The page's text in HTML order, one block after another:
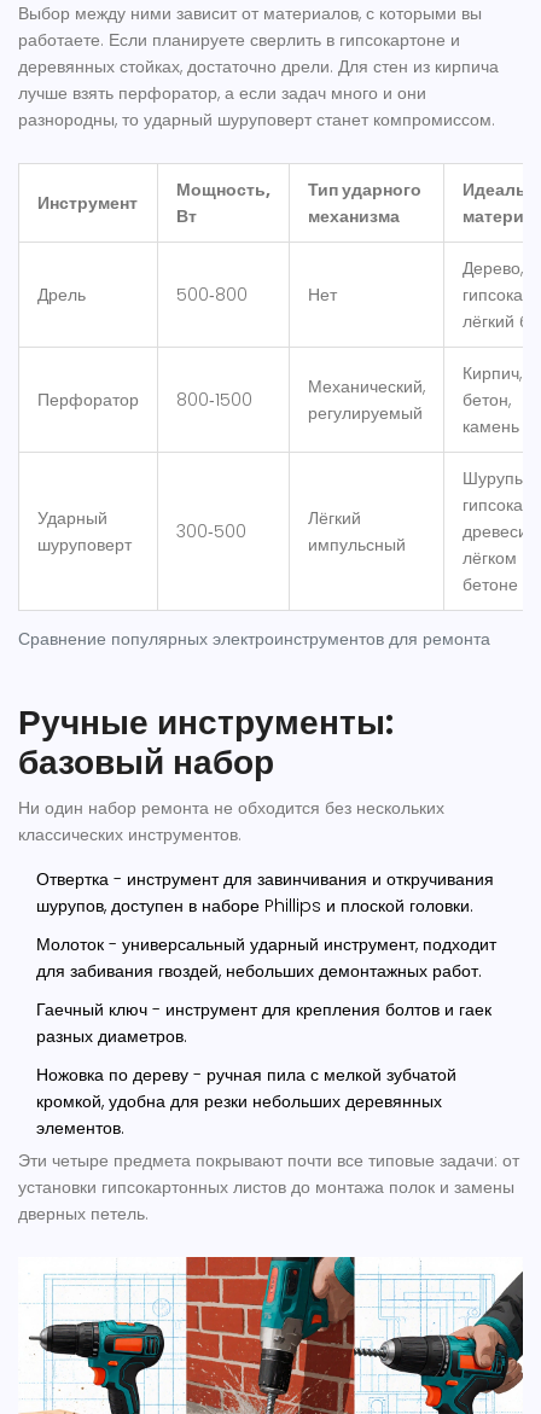
Выбор между ними зависит от материалов, с которыми вы
работаете. Если планируете сверлить в гипсокартоне и
деревянных стойках, достаточно дрели. Для стен из кирпича
лучше взять перфоратор, а если задач много и они
разнородны, то ударный шуруповерт станет компромиссом.
Сравнение популярных электроинструментов для ремонта
Инструмент
Мощность,
Вт
Тип ударного
механизма
Дрель 500‑800 Нет
Дерево,
лёгкий
Перфоратор 800‑1500
Механический,
регулируемый
Кирпич,
бетон,
камень
Ударный
шуруповерт
300‑500
Лёгкий
импульсный
Шурупы в
лёгком
бетоне
Ручные инструменты:
базовый набор
Ни один набор ремонта не обходится без нескольких
классических инструментов.
Отвертка - инструмент для завинчивания и откручивания
шурупов, доступен в наборе Phillips и плоской головки.
Молоток - универсальный ударный инструмент, подходит
для забивания гвоздей, небольших демонтажных работ.
Гаечный ключ - инструмент для крепления болтов и гаек
разных диаметров.
Ножовка по дереву - ручная пила с мелкой зубчатой
кромкой, удобна для резки небольших деревянных
элементов.
Эти четыре предмета покрывают почти все типовые задачи: от
установки гипсокартонных листов до монтажа полок и замены
дверных петель.